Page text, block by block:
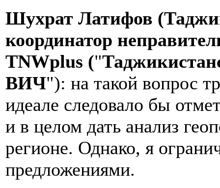
Шухрат Латифов
координатор
TNWplus ("
ВИЧ"): на такой вопрос
идеале следовало бы
и в целом дать анализ
регионе. Однако, я
предложениями.